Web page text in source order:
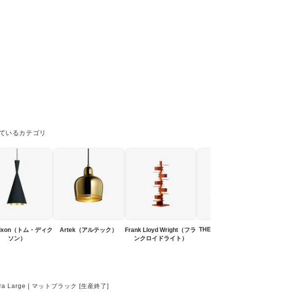
いるカテゴリ
（トム・ディク
ソン）
Artek（アルテック）
Frank Lloyd Wright（フラ
ンクロイドライト）
THE WORKSHOP LAMP
Large | マットブラック [生産終了]